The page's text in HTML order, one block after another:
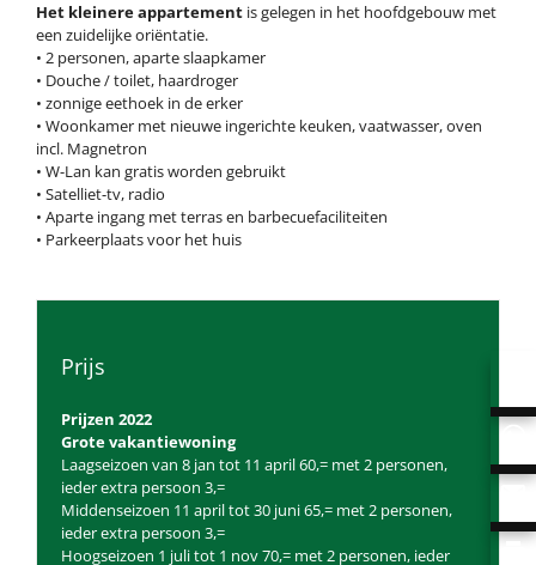
Het kleinere appartement is gelegen in het hoofdgebouw met
een zuidelijke oriëntatie.
• 2 personen, aparte slaapkamer
• Douche / toilet, haardroger
• zonnige eethoek in de erker
• Woonkamer met nieuwe ingerichte keuken, vaatwasser, oven
incl. Magnetron
• W-Lan kan gratis worden gebruikt
• Satelliet-tv, radio
• Aparte ingang met terras en barbecuefaciliteiten
• Parkeerplaats voor het huis
Prijs
Prijzen 2022
Grote vakantiewoning
Laagseizoen van 8 jan tot 11 april 60,= met 2 personen,
ieder extra persoon 3,=
Middenseizoen 11 april tot 30 juni 65,= met 2 personen,
ieder extra persoon 3,=
Hoogseizoen 1 juli tot 1 nov 70,= met 2 personen, ieder